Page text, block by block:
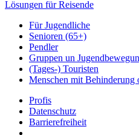
Lösungen für Reisende
Für Jugendliche
Senioren (65+)
Pendler
Gruppen un
(Tages-) Touristen
Menschen mit Behinderung
Profis
Datenschutz
Barrierefreiheit